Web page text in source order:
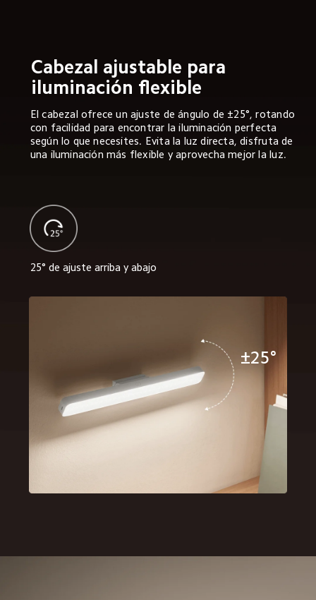
Cabezal ajustable para
iluminación flexible
El cabezal ofrece un ajuste de ángulo de ±25°, rotando
con facilidad para encontrar la iluminación perfecta
según lo que necesites. Evita la luz directa, disfruta de
una iluminación más flexible y aprovecha mejor la luz.
25° de ajuste arriba y abajo
±25°